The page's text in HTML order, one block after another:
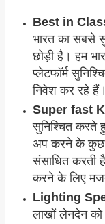
Best in
भारत का सबसे
छोड़ी है। हम
प्लेटफॉर्म
निवेश कर रहे हैं।
Super fast
सुनिश्चित करते
अप करने के कुछ
संसाधित करती
करने के लिए
Lighting
लाखों लेनदेन को